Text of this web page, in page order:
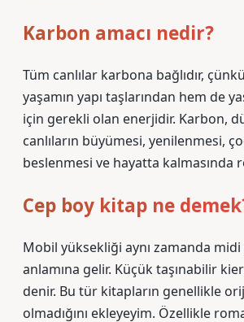
Karbon amacı nedir?
Tüm canlılar karbona bağlıdır,
yaşamın yapı taşlarından hem de
için gerekli olan enerjidir. Karbon,
canlıların büyümesi, yenilenmesi,
beslenmesi ve hayatta kalmasında
Cep boy kitap ne
Mobil yüksekliği aynı zamanda
anlamına gelir. Küçük taşınabilir
denir. Bu tür kitapların genellikle
olmadığını ekleyeyim. Özellikle